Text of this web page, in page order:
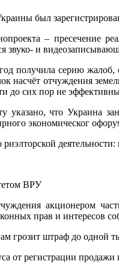
был
– пресечение
звуко- и
получила серию жалоб,
насчёт отчуждения
до сих пор не
указано, что Украина
экономическог
ВРУ
акционером
прав и интересов
грозит штраф до одной
от регистрации